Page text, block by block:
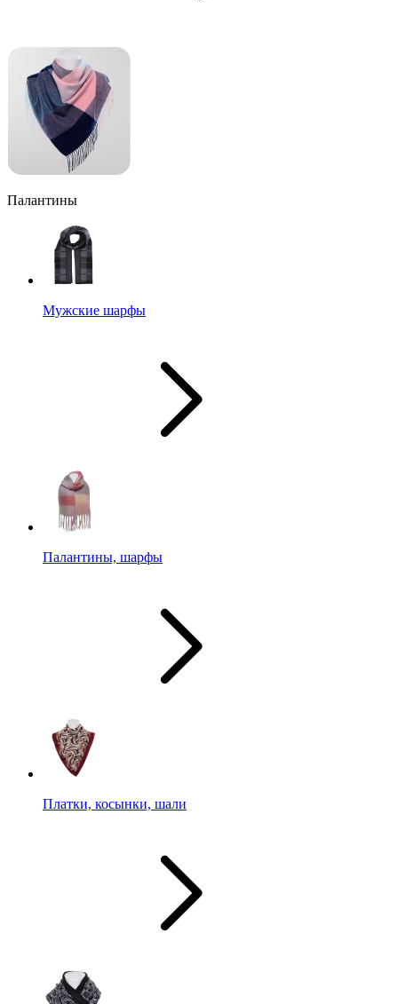
Палантины
Мужские шарфы
Палантины, шарфы
Платки, косынки, шали